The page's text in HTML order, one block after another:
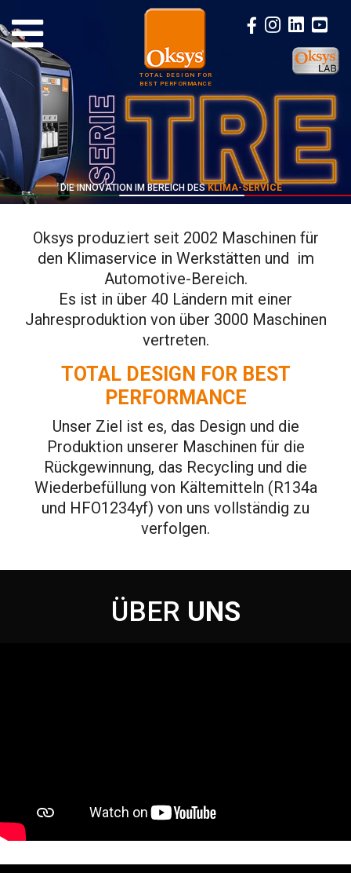
TOTAL DESIGN FOR
BEST PERFORMANCE
DIE INNOVATION IM BEREICH DESKLIMA-SERVICE
Oksys produziert seit 2002 Maschinen für
den Klimaservice in Werkstätten und im
Automotive-Bereich.
Es ist in über 40 Ländern mit einer
Jahresproduktion von über 3000 Maschinen
vertreten.
TOTAL DESIGN FOR BEST
PERFORMANCE
Unser Ziel ist es, das Design und die
Produktion unserer Maschinen für die
Rückgewinnung, das Recycling und die
Wiederbefüllung von Kältemitteln (R134a
und HFO1234yf) von uns vollständig zu
verfolgen.
ÜBER UNS